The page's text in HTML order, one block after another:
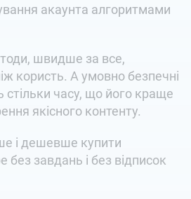
акаунта алгоритмами
швидше за все,
користь. А умовно безпечні
часу, що його краще
якісного контенту.
і дешевше купити
без завдань і без відписок